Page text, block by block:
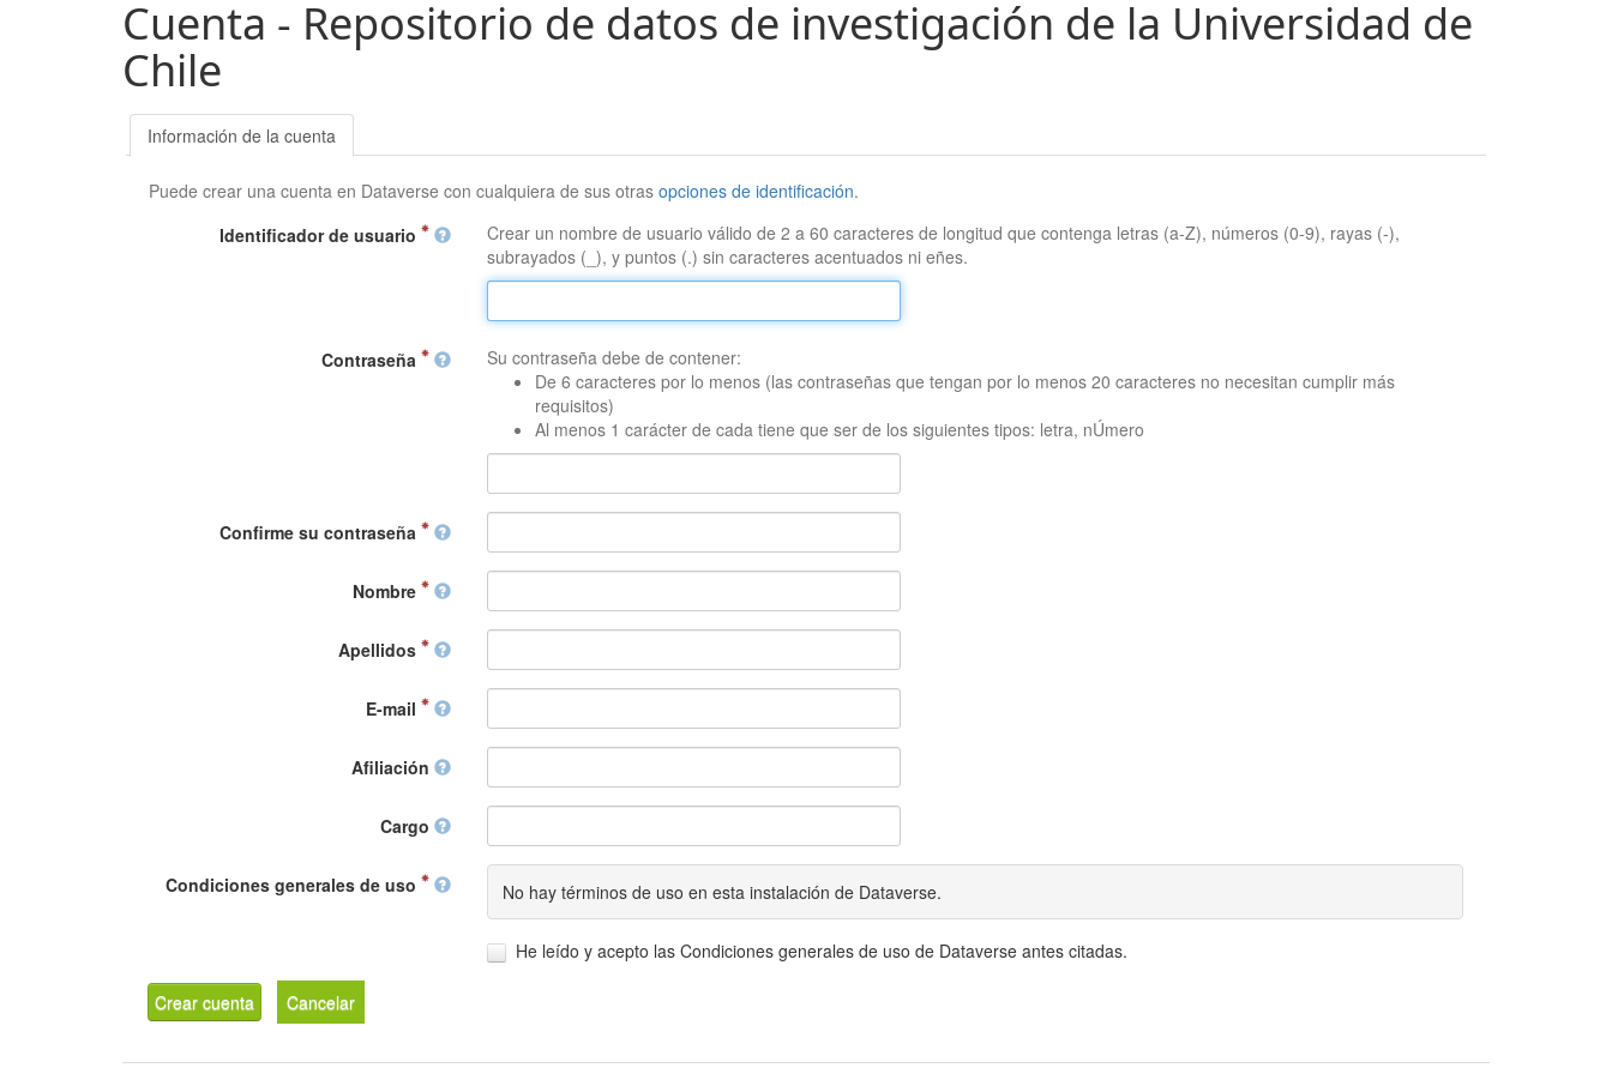
Cuenta - Repositorio de datos de investigación de la Universidad de
Chile
Información de la cuenta
Puede crear una cuenta en Dataverse con cualquiera de sus otrasopciones de identificación.
Identificador de usuario
Crear un nombre de usuario válido de 2 a 60 caracteres de longitud que contenga letras (a-Z), números (0-9), rayas (-),
subrayados (_), y puntos (.) sin caracteres acentuados ni eñes.
Contraseña
Su contraseña debe de contener:
De 6 caracteres por lo menos (las contraseñas que tengan por lo menos 20 caracteres no necesitan cumplir más
requisitos)
Al menos 1 carácter de cada tiene que ser de los siguientes tipos: letra, nÚmero
Confirme su contraseña
Nombre
Apellidos
E-mail
Afiliación
Cargo
Condiciones generales de uso No hay términos de uso en esta instalación de Dataverse.
He leído y acepto las Condiciones generales de uso de Dataverse antes citadas.
Crear cuenta Cancelar